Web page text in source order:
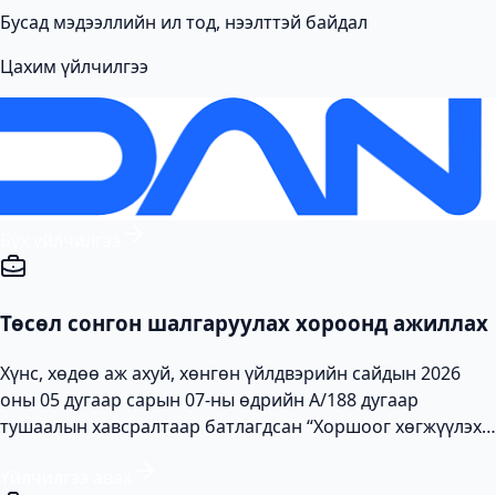
Бусад мэдээллийн ил тод, нээлттэй байдал
Цахим үйлчилгээ
Төсөл сонгон шалгаруулах хороонд ажиллах
Хүнс, хөдөө аж ахуй, хөнгөн үйлдвэрийн сайдын 2026
оны 05 дугаар сарын 07-ны өдрийн А/188 дугаар
тушаалын хавсралтаар батлагдсан “Хоршоог хөгжүүлэх